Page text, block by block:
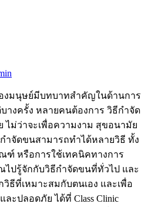
งมนุษย์มีบทบาทสำคัญในด้านการ
างครั้ง หลายคนต้องการ วิธีกำจัด
ไม่ว่าจะเพื่อความงาม สุขอนามัย
ำจัดขนสามารถทำได้หลายวิธี ทั้ง
ฑ์ หรือการใช้เทคนิคทางการ
ปรู้จักกับวิธีกำจัดขนที่ทั่วไป และ
ธีที่เหมาะสมกับตนเอง และเพื่อ
ะปลอดภัย ได้ที่ Class Clinic